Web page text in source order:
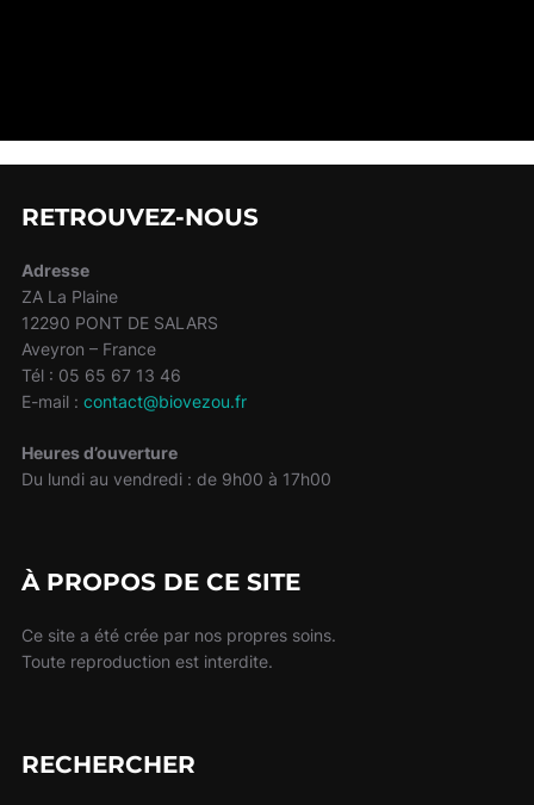
RETROUVEZ-NOUS
Adresse
ZA La Plaine
12290 PONT DE SALARS
Aveyron – France
Tél : 05 65 67 13 46
E-mail : contact@biovezou.fr
Heures d’ouverture
Du lundi au vendredi : de 9h00 à 17h00
À PROPOS DE CE SITE
Ce site a été crée par nos propres soins.
Toute reproduction est interdite.
RECHERCHER